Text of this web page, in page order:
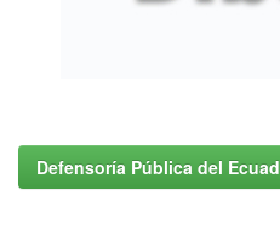
Defensoría Pública del